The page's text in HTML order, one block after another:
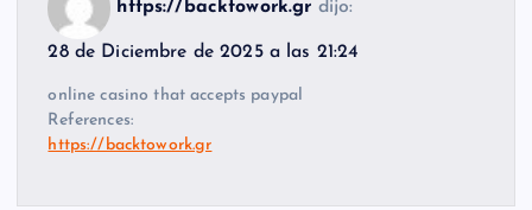
https://backtowork.gr dijo:
28 de Diciembre de 2025 a las 21:24
online casino that accepts paypal
References:
https://backtowork.gr